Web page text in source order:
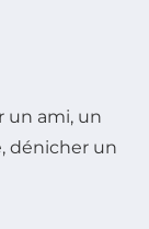
un ami, un
dénicher un